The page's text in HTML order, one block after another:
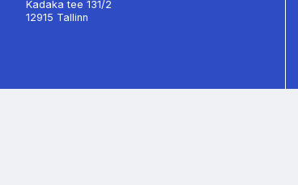
Kadaka tee 131/2
12915 Tallinn